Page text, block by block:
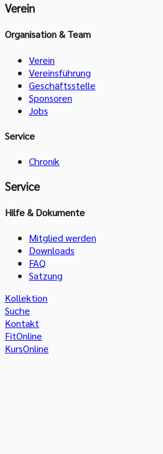
Verein
Organisation & Team
Verein
Vereinsführung
Geschäftsstelle
Sponsoren
Jobs
Service
Chronik
Service
Hilfe & Dokumente
Mitglied werden
Downloads
FAQ
Satzung
Kollektion
Suche
Kontakt
FitOnline
KursOnline